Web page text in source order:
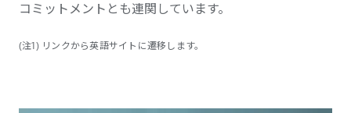
コミットメントとも連関しています。
(注1) リンクから英語サイトに遷移します。